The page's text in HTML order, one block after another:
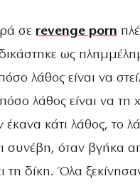
σε revenge porn
ως
λάθος είναι να
λάθος είναι να
κάτι λάθος, το
συνέβη, όταν βγήκα
τη δίκη. Όλα